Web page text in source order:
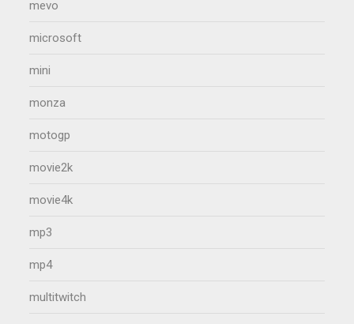
mevo
microsoft
mini
monza
motogp
movie2k
movie4k
mp3
mp4
multitwitch